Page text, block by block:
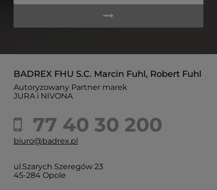
BADREX FHU S.C. Marcin Fuhl, Robert Fuhl
Autoryzowany Partner marek
JURA i NIVONA
77 40 30 200
biuro@badrex.pl
ul.Szarych Szeregów 23
45-284 Opole